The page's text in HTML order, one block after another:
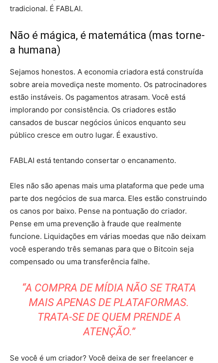
tradicional. É FABLAI.
Não é mágica, é matemática (mas torne-
a humana)
Sejamos honestos. A economia criadora está construída
sobre areia movediça neste momento. Os patrocinadores
estão instáveis. Os pagamentos atrasam. Você está
implorando por consistência. Os criadores estão
cansados ​​de buscar negócios únicos enquanto seu
público cresce em outro lugar. É exaustivo.
FABLAI está tentando consertar o encanamento.
Eles não são apenas mais uma plataforma que pede uma
parte dos negócios de sua marca. Eles estão construindo
os canos por baixo. Pense na pontuação do criador.
Pense em uma prevenção à fraude que realmente
funcione. Liquidações em várias moedas que não deixam
você esperando três semanas para que o Bitcoin seja
compensado ou uma transferência falhe.
“A COMPRA DE MÍDIA NÃO SE TRATA
MAIS APENAS DE PLATAFORMAS.
TRATA-SE DE QUEM PRENDE A
ATENÇÃO.”
Se você é um criador? Você deixa de ser freelancer e